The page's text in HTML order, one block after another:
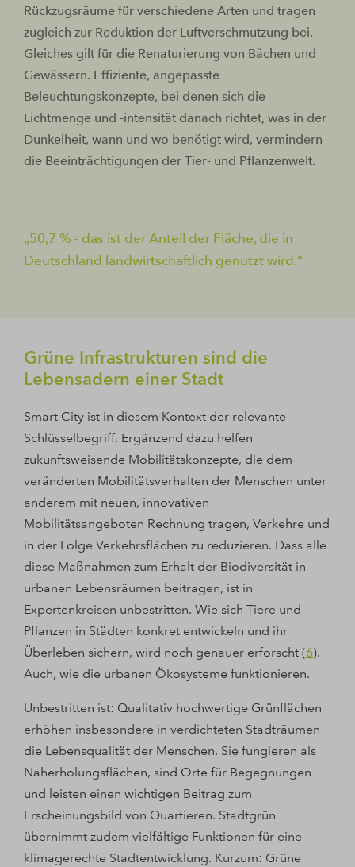
Rückzugsräume für verschiedene Arten und tragen
zugleich zur Reduktion der Luftverschmutzung bei.
Gleiches gilt für die Renaturierung von Bächen und
Gewässern. Effiziente, angepasste
Beleuchtungskonzepte, bei denen sich die
Lichtmenge und -intensität danach richtet, was in der
Dunkelheit, wann und wo benötigt wird, vermindern
die Beeinträchtigungen der Tier- und Pflanzenwelt.
50,7 % - das ist der Anteil der Fläche, die in
Deutschland landwirtschaftlich genutzt wird.
Grüne Infrastrukturen sind die
Lebensadern einer Stadt
Smart City ist in diesem Kontext der relevante
Schlüsselbegriff. Ergänzend dazu helfen
zukunftsweisende Mobilitätskonzepte, die dem
veränderten Mobilitätsverhalten der Menschen unter
anderem mit neuen, innovativen
Mobilitätsangeboten Rechnung tragen, Verkehre und
in der Folge Verkehrsflächen zu reduzieren. Dass alle
diese Maßnahmen zum Erhalt der Biodiversität in
urbanen Lebensräumen beitragen, ist in
Expertenkreisen unbestritten. Wie sich Tiere und
Pflanzen in Städten konkret entwickeln und ihr
Überleben sichern, wird noch genauer erforscht (6).
Auch, wie die urbanen Ökosysteme funktionieren.
Unbestritten ist: Qualitativ hochwertige Grünflächen
erhöhen insbesondere in verdichteten Stadträumen
die Lebensqualität der Menschen. Sie fungieren als
Naherholungsflächen, sind Orte für Begegnungen
und leisten einen wichtigen Beitrag zum
Erscheinungsbild von Quartieren. Stadtgrün
übernimmt zudem vielfältige Funktionen für eine
klimagerechte Stadtentwicklung. Kurzum: Grüne